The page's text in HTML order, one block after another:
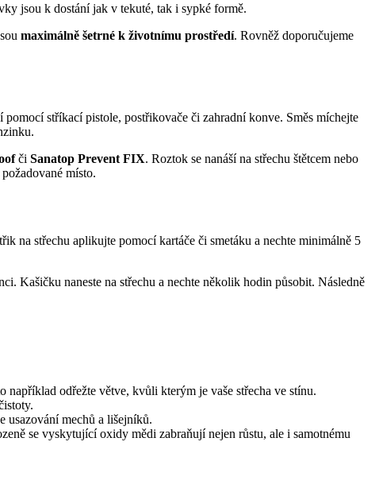
jsou k dostání jak v tekuté, tak i sypké formě.
maximálně šetrné k životnímu prostředí. Rovněž doporučujeme
pomocí stříkací pistole, postřikovače či zahradní konve. Směs míchejte
či Sanatop Prevent FIX. Roztok se nanáší na střechu štětcem nebo
místo.
na střechu aplikujte pomocí kartáče či smetáku a nechte minimálně 5
Kašičku naneste na střechu a nechte několik hodin působit. Následně
například odřežte větve, kvůli kterým je vaše střecha ve stínu.
usazování mechů a lišejníků.
se vyskytující oxidy mědi zabraňují nejen růstu, ale i samotnému